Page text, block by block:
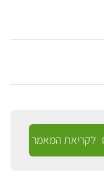
לקריאת המאמר